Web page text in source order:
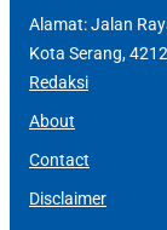
Alamat: Jalan
Kota Serang,
Redaksi
About
Contact
Disclaimer